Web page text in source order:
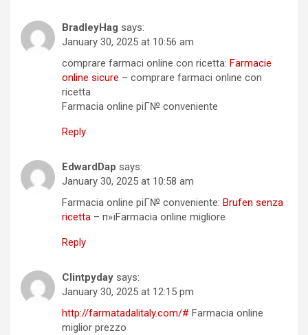
BradleyHag says:
January 30, 2025 at 10:56 am
comprare farmaci online con ricetta: Farmacie
online sicure – comprare farmaci online con
ricetta
Farmacia online piГ№ conveniente
Reply
EdwardDap says:
January 30, 2025 at 10:58 am
Farmacia online piГ№ conveniente: Brufen senza
ricetta – п»їFarmacia online migliore
Reply
Clintpyday says:
January 30, 2025 at 12:15 pm
http://farmatadalitaly.com/# Farmacia online
miglior prezzo